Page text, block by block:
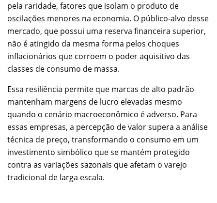
pela raridade, fatores que isolam o produto de
oscilações menores na economia. O público-alvo desse
mercado, que possui uma reserva financeira superior,
não é atingido da mesma forma pelos choques
inflacionários que corroem o poder aquisitivo das
classes de consumo de massa.
Essa resiliência permite que marcas de alto padrão
mantenham margens de lucro elevadas mesmo
quando o cenário macroeconômico é adverso. Para
essas empresas, a percepção de valor supera a análise
técnica de preço, transformando o consumo em um
investimento simbólico que se mantém protegido
contra as variações sazonais que afetam o varejo
tradicional de larga escala.